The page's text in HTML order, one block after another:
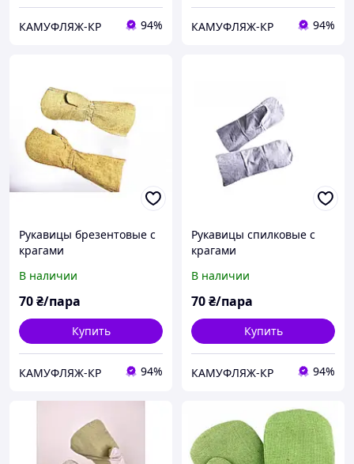
КАМУФЛЯЖ-КР 94% КАМУФЛЯЖ-КР 94%
Рукавицы брезентовые с
крагами
В наличии
70₴/пара
Купить
КАМУФЛЯЖ-КР 94%
Рукавицы спилковые с
крагами
В наличии
70₴/пара
Купить
КАМУФЛЯЖ-КР 94%